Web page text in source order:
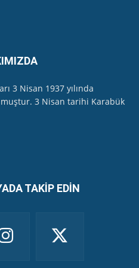
3 Nisan 1937 yılında
3 Nisan tarihi Karabük
TAKİP EDİN